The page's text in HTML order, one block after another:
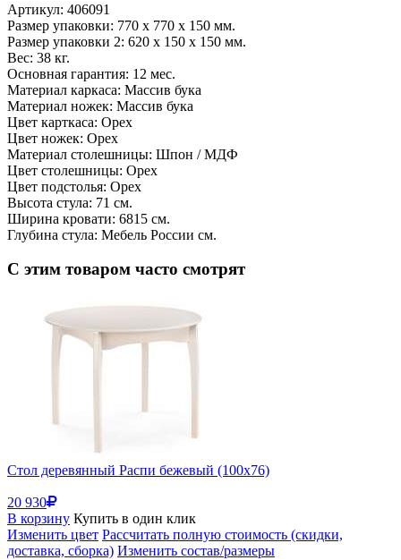
Артикул: 406091
Размер упаковки: 770 x 770 x 150 мм.
Размер упаковки 2: 620 x 150 x 150 мм.
Вес: 38 кг.
Основная гарантия: 12 мес.
Материал каркаса: Массив бука
Материал ножек: Массив бука
Цвет карткаса: Орех
Цвет ножек: Орех
Материал столешницы: Шпон / МДФ
Цвет столешницы: Орех
Цвет подстолья: Орех
Высота стула: 71 см.
Ширина кровати: 6815 см.
Глубина стула: Мебель России см.
С этим товаром часто смотрят
Стол деревянный Распи бежевый (100x76)
20 930
В корзину Купить в один клик
Изменить цвет Рассчитать полную стоимость (скидки,
доставка, сборка) Изменить состав/размеры